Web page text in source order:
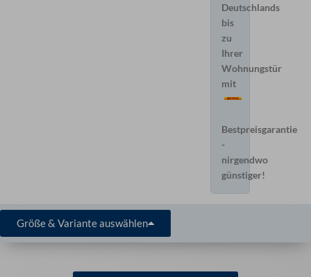
Deutschlands
bis
zu
Ihrer
Wohnungstür
mit
Bestpreisgarantie
-
nirgendwo
günstiger!
Größe & Variante auswählen